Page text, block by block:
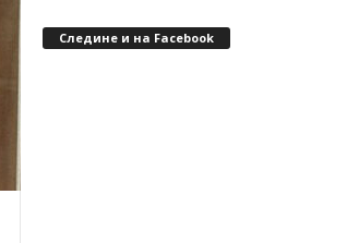
Следине и на Facebook